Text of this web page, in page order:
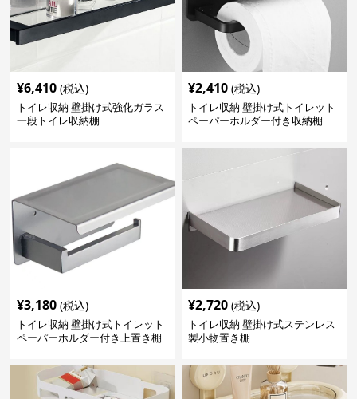
¥6,410 (税込)
トイレ収納 壁掛け式強化ガラス
一段トイレ収納棚
¥2,410 (税込)
トイレ収納 壁掛け式トイレット
ペーパーホルダー付き収納棚
¥3,180 (税込)
トイレ収納 壁掛け式トイレット
ペーパーホルダー付き上置き棚
¥2,720 (税込)
トイレ収納 壁掛け式ステンレス
製小物置き棚